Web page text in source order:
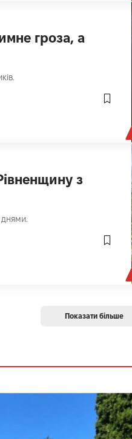
гроза, а
з
Показати більше